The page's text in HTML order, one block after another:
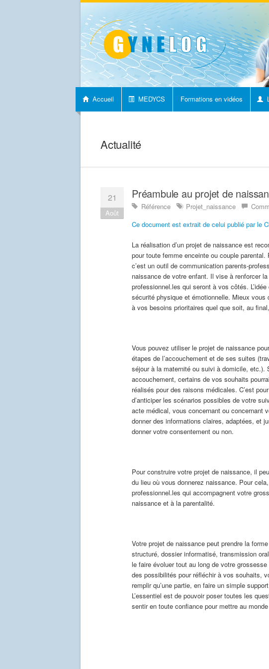
Accueil MEDYCS Formations en vidéos
Actualité
21
Août
Préambule au projet de
Référence Projet_naissance
Ce document est extrait de celui publié par le
La réalisation d’un projet de naissance est
pour toute femme enceinte ou couple
c’est un outil de communication parents-
naissance de votre enfant. Il vise à renforcer
professionnel.les qui seront à vos côtés.
sécurité physique et émotionnelle. Mieux
à vos besoins prioritaires quel que soit, au
Vous pouvez utiliser le projet de naissance
étapes de l’accouchement et de ses suites
séjour à la maternité ou suivi à domicile,
accouchement, certains de vos souhaits
réalisés pour des raisons médicales. C’est
d’anticiper les scénarios possibles de votre
acte médical, vous concernant ou concernant
donner des informations claires, adaptées, et
donner votre consentement ou non.
Pour construire votre projet de naissance, il
du lieu où vous donnerez naissance. Pour
professionnel.les qui accompagnent votre
naissance et à la parentalité.
Votre projet de naissance peut prendre la
structuré, dossier informatisé, transmission
le faire évoluer tout au long de votre
des possibilités pour réfléchir à vos souhaits,
remplir qu’une partie, en faire un simple
L’essentiel est de pouvoir poser toutes les
sentir en toute confiance pour mettre au